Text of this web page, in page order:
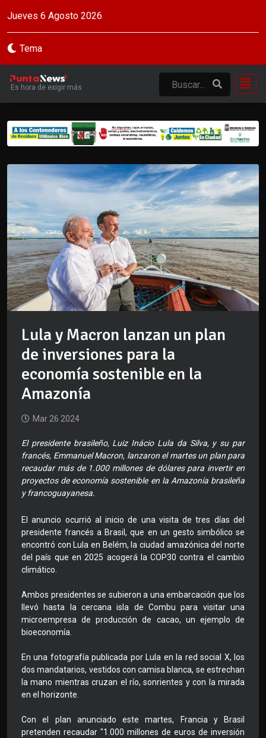
Jueves 6 Agosto 2026
Tema
Es hora de exigir más
Lula y Macron lanzan un plan
de inversiones para la
economía sostenible en la
Amazonía
Mar 26 2024
El presidente brasileño, Luiz Inácio Lula da Silva, y su par
francés, Emmanuel Macron, lanzaron el martes un plan para
recaudar más de 1.000 millones de dólares para invertir en
proyectos de economía sostenible en la Amazonía brasileña
y francoguayanesa.
El anuncio ocurrió al inicio de una visita de tres días del
presidente francés a Brasil, que en un gesto simbólico se
encontró con Lula en Belém, la ciudad amazónica del norte
del país que en 2025 acogerá la COP30 contra el cambio
climático.
Ambos presidentes se subieron a una embarcación que los
llevó hasta la cercana isla de Combu para visitar una
microempresa de producción de cacao, un ejemplo de
bioeconomía.
En una fotografía publicada por Lula en la red social X, los
dos mandatarios, vestidos con camisa blanca, se estrechan
la mano mientras cruzan el río, sonrientes y con la mirada
en el horizonte.
Con el plan anunciado este martes, Francia y Brasil
pretenden recaudar "1.000 millones de euros de inversión